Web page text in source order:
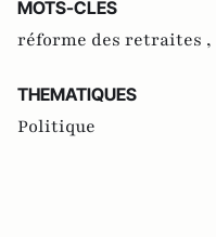
MOTS-CLES
réforme des retraites ,
THEMATIQUES
Politique